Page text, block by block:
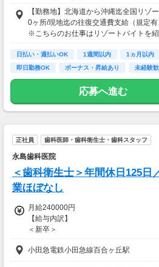
住み込みのお仕事のため、以下の補助
す。
・寮費・光熱費無料（個室あり）
・食事無料
・往復交通費支給（上限あり）
※勤務地による
生活費がかからないので、働いた分のほ
を貯金にまわすことができます！
▼月収例
27万6,575円
＝(時給1,300円×8h＋残業1h)×23日
▼貯金の目安
＜リゾートバイト＞
住まい ：無料
Wi-Fi代 ：無料
食費 ：無料
スマホ ：0.5万円
そのほか ：1.5万円
社会保険 ：3万円
【勤務地】北海道から沖縄迄全国リゾ
0ヶ所/現地迄の往復交通費支給（規定有
※こちらのお仕事はリゾートバイトを
募集となっており実際に募集がある勤
なる場合がございます。
カウンセリングでご希望条件をお伺いし
からお仕事をご案内いたします。※ご
★お仕事開始までの流れ★
日払い・週払いOK 1週間以内 1ヵ月以内
即日勤務OK
ボーナス・昇給あり 未経験
応募へ進む
正社員 歯科医師・歯科衛生士・歯科スタッフ
永島歯科医院
＜歯科衛生士＞年間休日125日
業ほぼなし
月給240000円
【給与内訳】
＜新卒＞
◇月給：235,000円～
＜経験者＞
小田急電鉄小田急線百合ヶ丘駅